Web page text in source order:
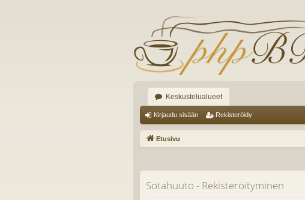
Keskustelualueet
Kirjaudu sisään Rekisteröidy
Etusivu
Sotahuuto - Rekisteröityminen